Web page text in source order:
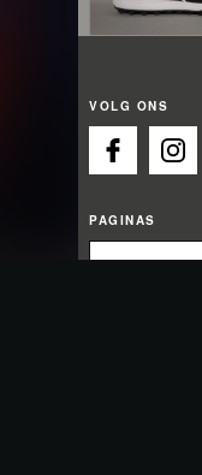
VOLG ONS
PAGINAS